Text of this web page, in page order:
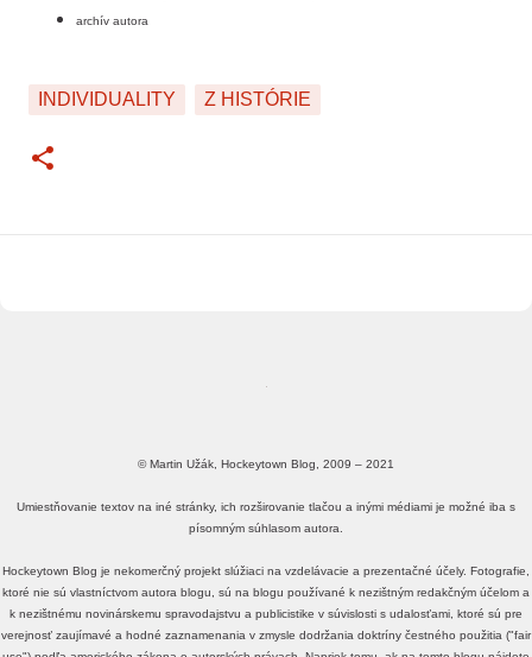
archív autora
INDIVIDUALITY Z HISTÓRIE
© Martin Užák, Hockeytown Blog, 2009 – 2021
Umiestňovanie textov na iné stránky, ich rozširovanie tlačou a inými médiami je možné iba s
písomným súhlasom autora.
Hockeytown Blog je nekomerčný projekt slúžiaci na vzdelávacie a prezentačné účely. Fotografie,
ktoré nie sú vlastníctvom autora blogu, sú na blogu používané k nezištným redakčným účelom a
k nezištnému novinárskemu spravodajstvu a publicistike v súvislosti s udalosťami, ktoré sú pre
verejnosť zaujímavé a hodné zaznamenania v zmysle dodržania doktríny čestného použitia ("fair